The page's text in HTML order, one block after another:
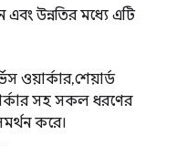
উন্নতির মধ্যে এটি
ওয়ার্কার, শেয়ার্ড
সহ সকল ধরণের
করে।